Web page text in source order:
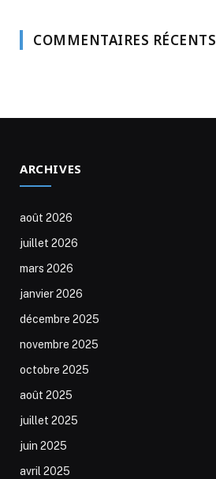
COMMENTAIRES RÉCENTS
ARCHIVES
août 2026
juillet 2026
mars 2026
janvier 2026
décembre 2025
novembre 2025
octobre 2025
août 2025
juillet 2025
juin 2025
avril 2025